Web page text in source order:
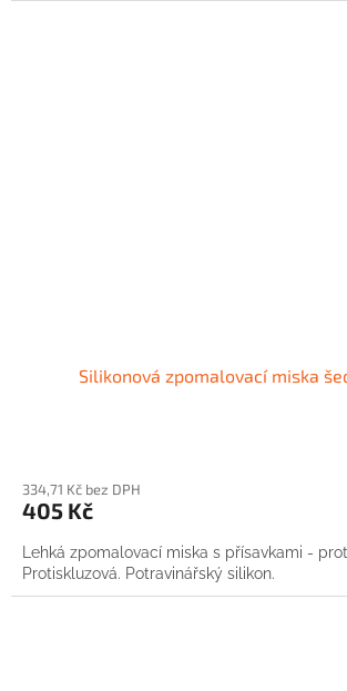
Silikonová zpomalovací miska
334,71 Kč bez DPH
405 Kč
Lehká zpomalovací miska s přísavkami -
Protiskluzová. Potravinářský silikon.